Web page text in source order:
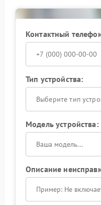
Не игнорируйте
своевременное
стабильную работу
дополнительных
Контактный
Тип устройства:
Выберите тип
Модель устройства:
Описание